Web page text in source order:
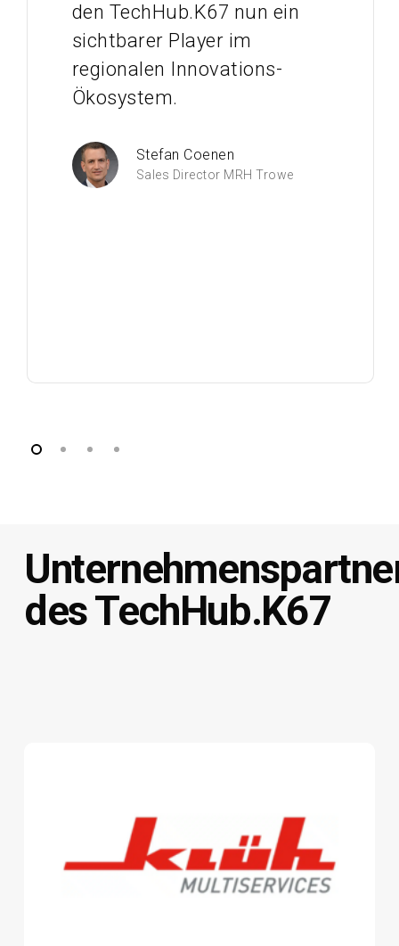
den TechHub.K67 nun ein
sichtbarer Player im
regionalen Innovations-
Ökosystem.
Stefan Coenen
Sales Director MRH Trowe
des TechHub.K67